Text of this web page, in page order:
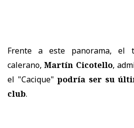
Frente a este panorama, el
calerano,Martín Cicotello,
el "Cacique" podría ser su
club.